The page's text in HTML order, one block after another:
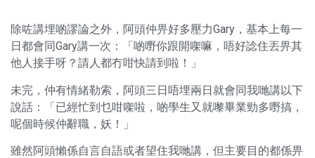
除咗講埋啲謬論之外，阿頭仲畀好多壓力Gary，基本上每一
日都會同Gary講一次：「啲嘢你跟開㗎嘛，唔好諗住丟畀其
他人接手呀？請人都冇咁快請到啦！」
未完，仲有情緒勒索，阿頭三日唔埋兩日就會同我哋講以下
說話：「已經忙到乜咁㗎啦，啲學生又就嚟畢業勁多嘢搞，
呢個時候仲辭職，妖！」
雖然阿頭懶係自言自語或者望住我哋講，但主要目的都係畀